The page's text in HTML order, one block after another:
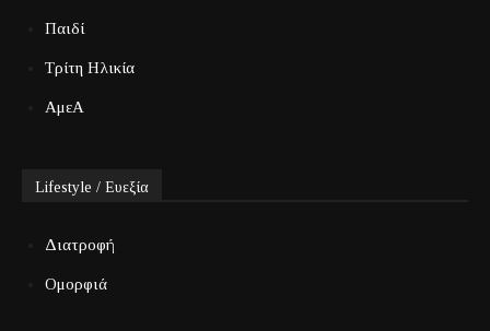
Παιδί
Τρίτη Ηλικία
ΑμεΑ
Lifestyle / Ευεξία
Διατροφή
Ομορφιά